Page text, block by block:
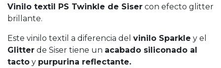
Vinilo textil PS Twinkle de Siser con efecto glitter
brillante.
Este vinilo textil a diferencia del vinilo Sparkle y el
Glitter de Siser tiene un acabado siliconado al
tacto y purpurina reflectante.